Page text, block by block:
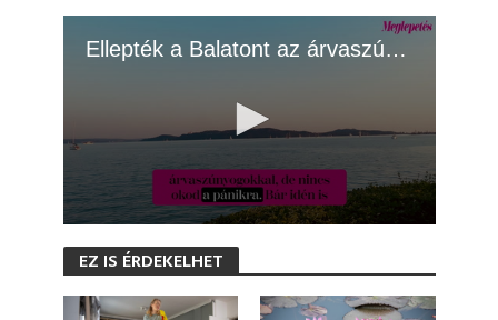
Ellepték a Balatont az árvaszúnyogok
s EZ IS ÉRDEKELHET